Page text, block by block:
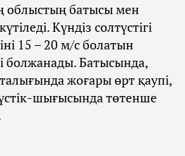
облыстың батысы мен
Күндіз солтүстігі
15 – 20 м/с болатын
болжанады. Батысында,
жоғары өрт қаупі,
шығысында төтенше